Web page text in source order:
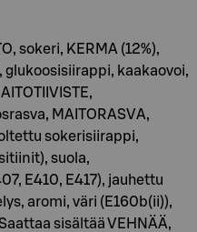
sokeri, KERMA (12%),
kaakaovoi,
MAITORASVA,
sokerisiirappi,
suola,
E410, E417), jauhettu
aromi, väri (E160b(ii)),
sisältää VEHNÄÄ,